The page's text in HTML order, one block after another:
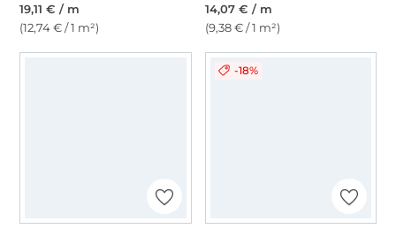
19,11 € / m
(12,74 € / 1 m²)
14,07 € / m
(9,38 € / 1 m²)
-18%